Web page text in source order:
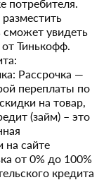
потребителя.
сможет увидеть
Тинькофф.
Рассрочка —
переплаты по
на товар,
(займ) – это
на сайте
от 0% до 100%
кредита